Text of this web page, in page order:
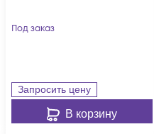
Под заказ
Запросить цену
В корзину